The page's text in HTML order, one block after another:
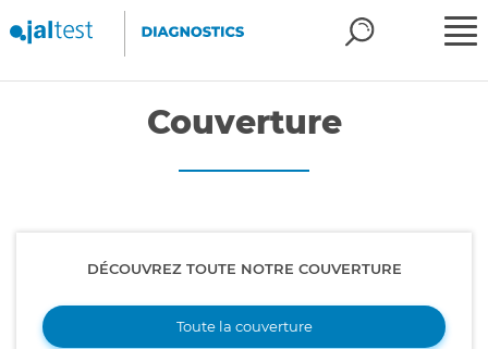
Couverture
DÉCOUVREZ TOUTE NOTRE COUVERTURE
Toute la couverture